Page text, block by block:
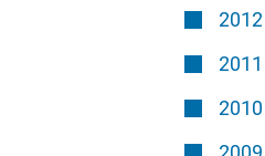
2012
2011
2010